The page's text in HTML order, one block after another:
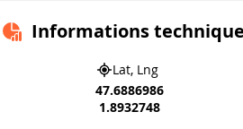
Informations
Lat, Lng
47.6886986
1.8932748